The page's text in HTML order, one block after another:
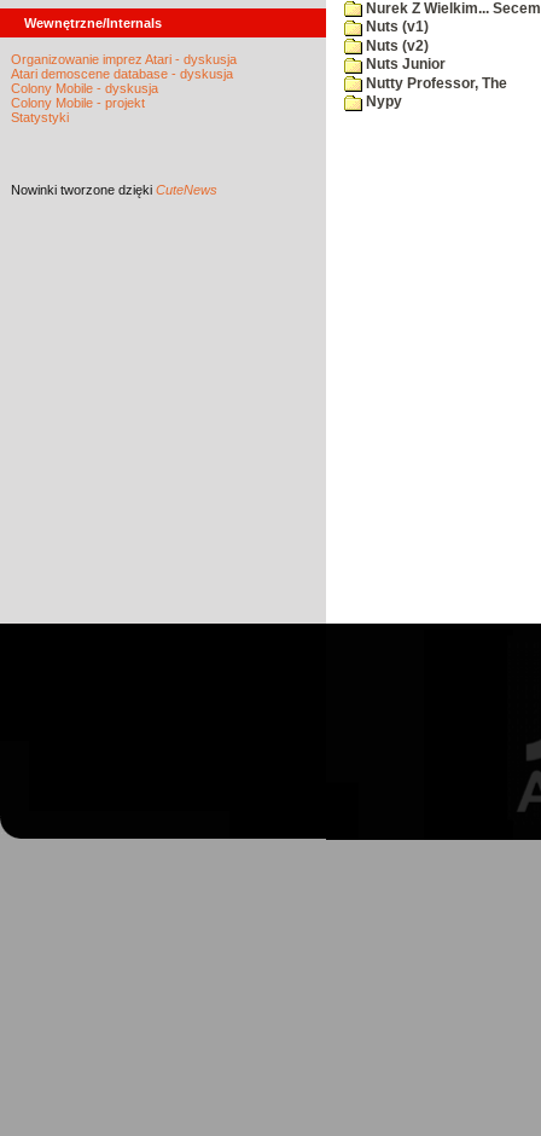
Wewnętrzne/Internals
Organizowanie imprez Atari - dyskusja
Atari demoscene database - dyskusja
Colony Mobile - dyskusja
Colony Mobile - projekt
Statystyki
Nowinki tworzone dzięki CuteNews
Nurek Z Wielkim...
Nuts (v1)
Nuts (v2)
Nuts Junior
Nutty Professor, The
Nypy